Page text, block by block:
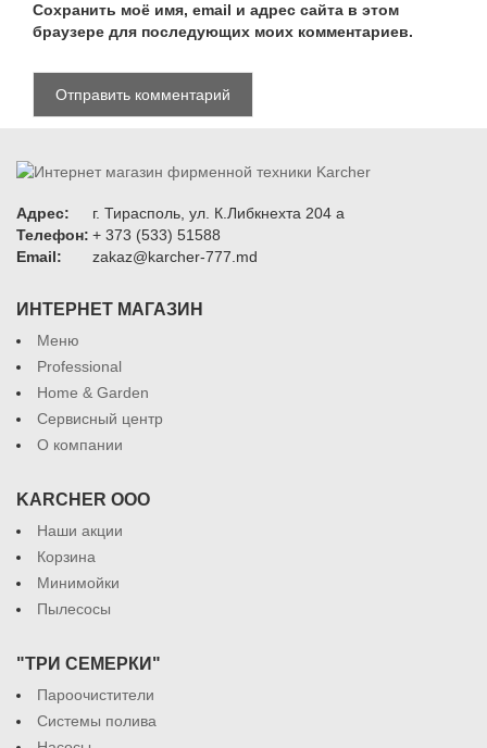
Сохранить моё имя, email и адрес сайта в этом
браузере для последующих моих комментариев.
Адрес:
г. Тирасполь, ул. К.Либкнехта 204 а
Телефон: + 373 (533) 51588
Email:
zakaz@karcher-777.md
ИНТЕРНЕТ МАГАЗИН
Меню
Professional
Home & Garden
Сервисный центр
О компании
KARCHER ООО
Наши акции
Корзина
Минимойки
Пылесосы
"ТРИ СЕМЕРКИ"
Пароочистители
Системы полива